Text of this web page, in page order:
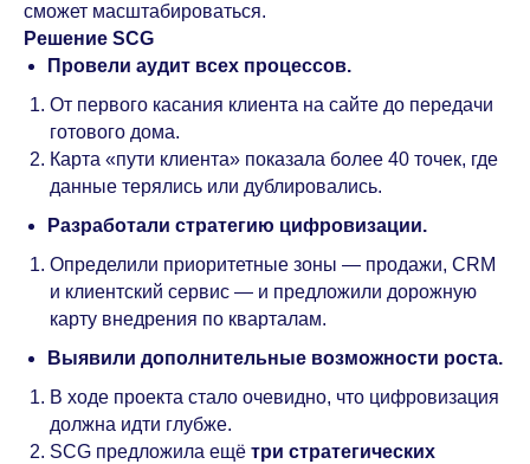
сможет масштабироваться.
Решение SCG
Провели аудит всех процессов.
От первого касания клиента на сайте до передачи
готового дома.
Карта «пути клиента» показала более 40 точек, где
данные терялись или дублировались.
Разработали стратегию цифровизации.
Определили приоритетные зоны — продажи, CRM
и клиентский сервис — и предложили дорожную
карту внедрения по кварталам.
Выявили дополнительные возможности роста.
В ходе проекта стало очевидно, что цифровизация
должна идти глубже.
SCG предложила ещё три стратегических